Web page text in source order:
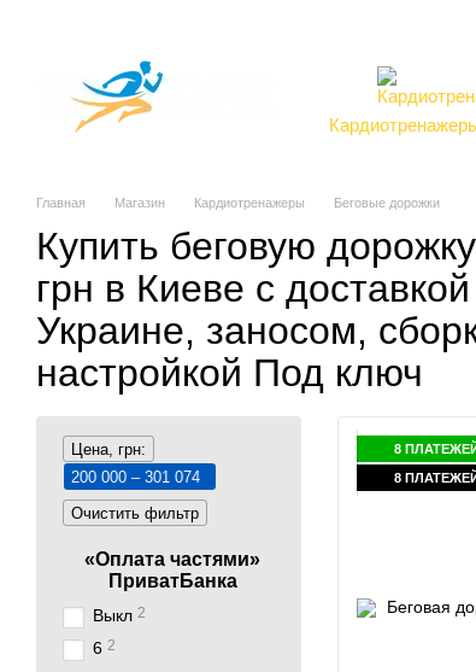
Главная Магазин Кардиотренажеры Беговые дорожки
Купить беговую
грн в Киеве с
Украине, заносом,
настройкой Под ключ
8
8
Цена, грн:
200 000 – 301 074
Очистить фильтр
«Оплата частями»
ПриватБанка
Выкл 2
6 2